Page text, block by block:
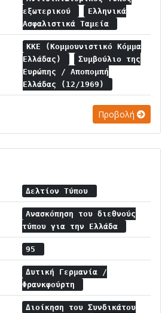
εξωτερικού
Ελληνικά
Ασφαλιστικά Ταμεία
ΚΚΕ (Κομμουνιστικό Κόμμα
Ελλάδας)
Συμβούλιο της
Ευρώπης / Αποπομπή
Ελλάδας (12/1969)
Προβολή
Δελτίον Τύπου
Ανασκόπηση του διεθνούς
τύπου για την Ελλάδα
95
Δυτική Γερμανία /
Φρανκφούρτη
Διοίκηση του Συνδικάτου